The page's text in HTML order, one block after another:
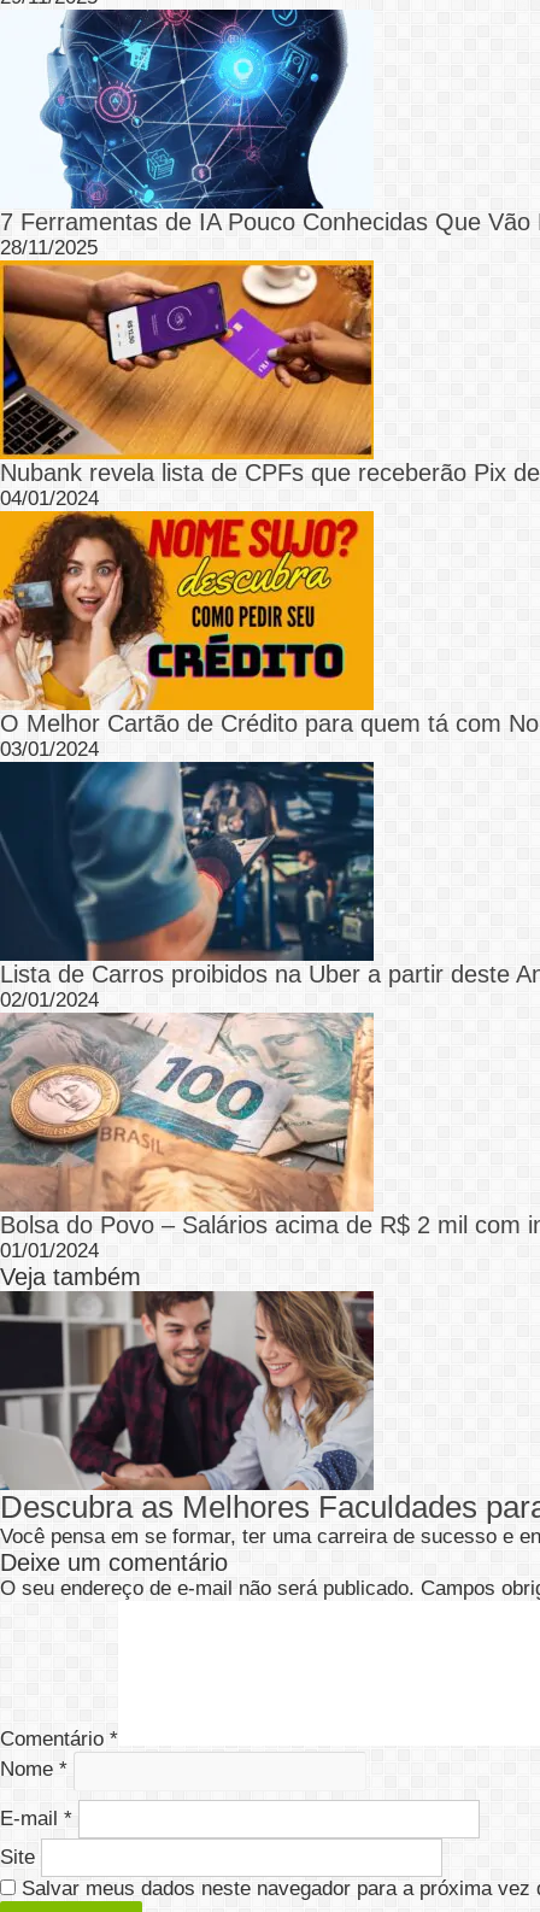
7 Ferramentas de IA Pouco Conhecidas Que
28/11/2025
Nubank revela lista de CPFs que receberão Pix
04/01/2024
O Melhor Cartão de Crédito para quem tá com
03/01/2024
Lista de Carros proibidos na Uber a partir deste
02/01/2024
Bolsa do Povo – Salários acima de R$ 2 mil com
01/01/2024
Veja também
Descubra as Melhores Faculdades
Você pensa em se formar, ter uma carreira de sucesso e
Deixe um comentário
O seu endereço de e-mail não será publicado. Campos
Comentário *
Nome *
E-mail *
Site
Salvar meus dados neste navegador para a próxima vez